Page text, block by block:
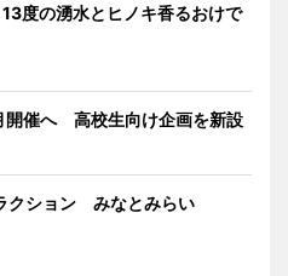
度の湧水とヒノキ香るおけで
開催へ 高校生向け企画を新設
クション みなとみらい